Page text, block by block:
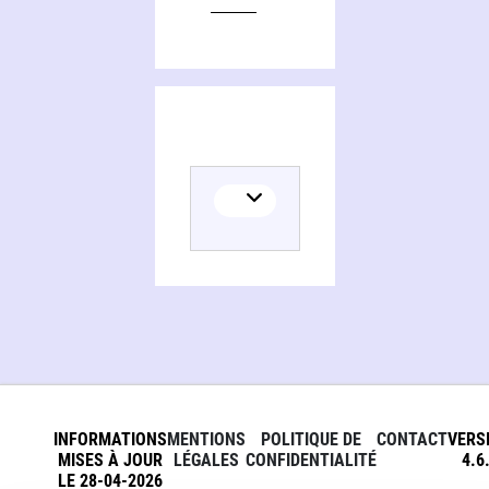
INFORMATIONS
MISES À JOUR
LE 28-04-2026
MENTIONS
LÉGALES
POLITIQUE DE
CONFIDENTIALITÉ
CONTACT